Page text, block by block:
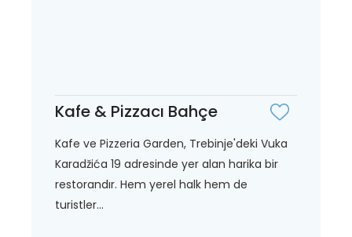
Kafe & Pizzacı Bahçe
Kafe ve Pizzeria Garden, Trebinje'deki Vuka
Karadžića 19 adresinde yer alan harika bir
restorandır. Hem yerel halk hem de
turistler...